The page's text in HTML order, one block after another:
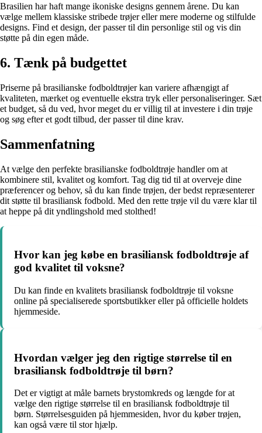
Brasilien har haft mange ikoniske designs gennem årene. Du kan
vælge mellem klassiske stribede trøjer eller mere moderne og stilfulde
designs. Find et design, der passer til din personlige stil og vis din
støtte på din egen måde.
6. Tænk på budgettet
Priserne på brasilianske fodboldtrøjer kan variere afhængigt af
kvaliteten, mærket og eventuelle ekstra tryk eller personaliseringer. Sæt
et budget, så du ved, hvor meget du er villig til at investere i din trøje
og søg efter et godt tilbud, der passer til dine krav.
Sammenfatning
At vælge den perfekte brasilianske fodboldtrøje handler om at
kombinere stil, kvalitet og komfort. Tag dig tid til at overveje dine
præferencer og behov, så du kan finde trøjen, der bedst repræsenterer
dit støtte til brasiliansk fodbold. Med den rette trøje vil du være klar til
at heppe på dit yndlingshold med stolthed!
Hvor kan jeg købe en brasiliansk fodboldtrøje af
god kvalitet til voksne?
Du kan finde en kvalitets brasiliansk fodboldtrøje til voksne
online på specialiserede sportsbutikker eller på officielle holdets
hjemmeside.
Hvordan vælger jeg den rigtige størrelse til en
brasiliansk fodboldtrøje til børn?
Det er vigtigt at måle barnets brystomkreds og længde for at
vælge den rigtige størrelse til en brasiliansk fodboldtrøje til
børn. Størrelsesguiden på hjemmesiden, hvor du køber trøjen,
kan også være til stor hjælp.